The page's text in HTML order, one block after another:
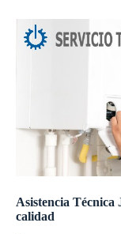
Asistencia
calidad